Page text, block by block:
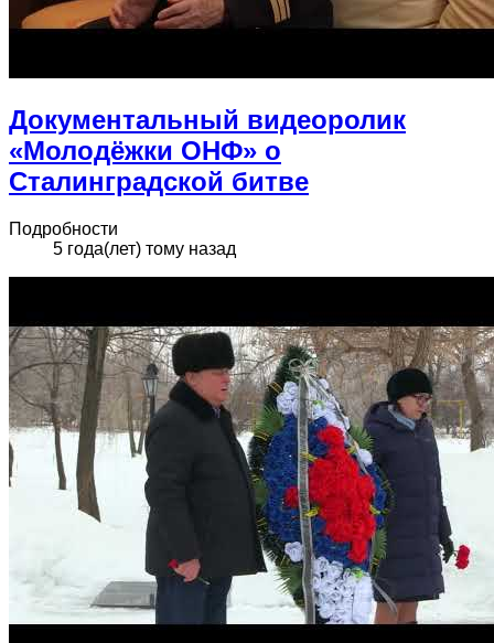
Документальный видеоролик
«Молодёжки ОНФ» о
Сталинградской битве
Подробности
5 года(лет) тому назад